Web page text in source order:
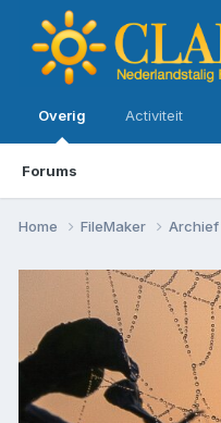
Overig
Forums
Activiteit
Home FileMaker Archief